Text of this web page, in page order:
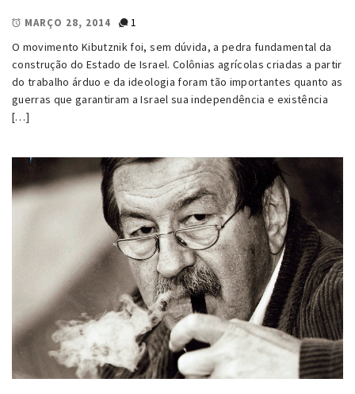
MARÇO 28, 2014
1
O movimento Kibutznik foi, sem dúvida, a pedra fundamental da
construção do Estado de Israel. Colônias agrícolas criadas a partir
do trabalho árduo e da ideologia foram tão importantes quanto as
guerras que garantiram a Israel sua independência e existência
[…]